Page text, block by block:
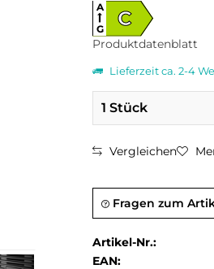
C
A
G
Produktdatenblatt
Lieferzeit ca. 2-4
Vergleichen
Fragen zum
Artikel-Nr.:
EAN: